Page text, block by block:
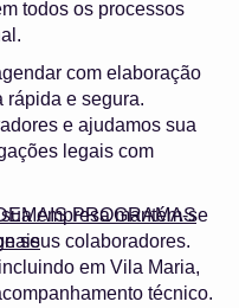
todos os processos
com elaboração
rápida e segura.
e ajudamos sua
legais com
PROGRAMAS
empresa mantém-se
seus colaboradores.
em Vila Maria,
técnico.